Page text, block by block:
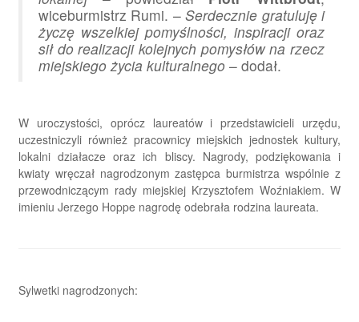
wiceburmistrz Rumi. –Serdecznie gratuluję i
życzę wszelkiej pomyślności, inspiracji oraz
sił do realizacji kolejnych pomysłów na rzecz
miejskiego życia kulturalnego – dodał.
W uroczystości, oprócz laureatów i przedstawicieli urzędu,
uczestniczyli również pracownicy miejskich jednostek kultury,
lokalni działacze oraz ich bliscy. Nagrody, podziękowania i
kwiaty wręczał nagrodzonym zastępca burmistrza wspólnie z
przewodniczącym rady miejskiej Krzysztofem Woźniakiem. W
imieniu Jerzego Hoppe nagrodę odebrała rodzina laureata.
Sylwetki nagrodzonych: